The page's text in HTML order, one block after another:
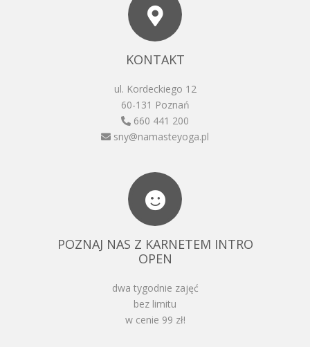
KONTAKT
ul. Kordeckiego 12
60-131 Poznań
660 441 200
sny@namasteyoga.pl
POZNAJ NAS Z KARNETEM INTRO
OPEN
dwa tygodnie zajęć
bez limitu
w cenie 99 zł!